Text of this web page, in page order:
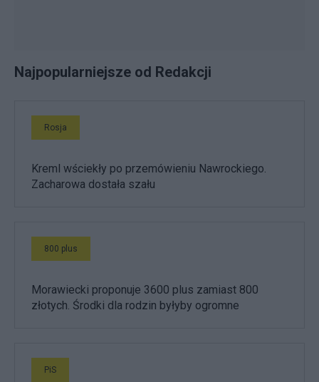
Najpopularniejsze od Redakcji
Rosja
Kreml wściekły po przemówieniu Nawrockiego.
Zacharowa dostała szału
800 plus
Morawiecki proponuje 3600 plus zamiast 800
złotych. Środki dla rodzin byłyby ogromne
PiS